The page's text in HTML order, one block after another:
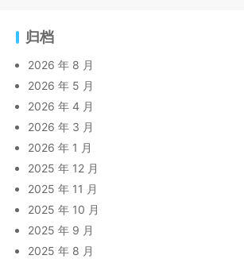
归档
2026 年 8 月
2026 年 5 月
2026 年 4 月
2026 年 3 月
2026 年 1 月
2025 年 12 月
2025 年 11 月
2025 年 10 月
2025 年 9 月
2025 年 8 月